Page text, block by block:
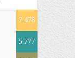
7.478
5.777